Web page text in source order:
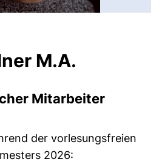
M.A.
Mitarbeiter
der vorlesungsfreien
2026: